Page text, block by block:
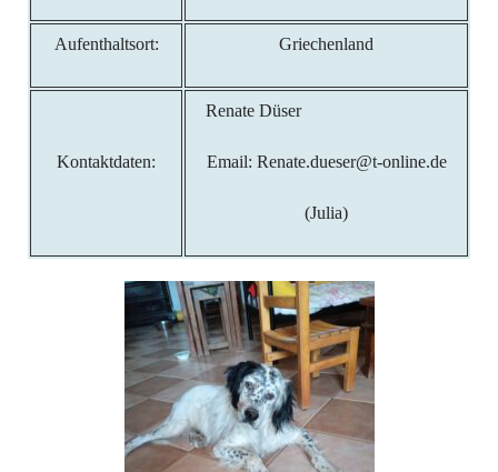
Aufenthaltsort: Griechenland
Kontaktdaten:
Renate Düser
Email: Renate.dueser@t-online.de
(Julia)